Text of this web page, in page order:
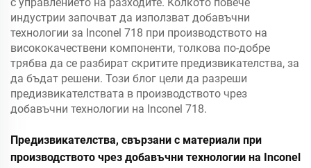
с управлението на разходите. Колкото повече
индустрии започват да използват добавъчни
технологии за Inconel 718 при производството на
висококачествени компоненти, толкова по-добре
трябва да се разбират скритите предизвикателства, за
да бъдат решени. Този блог цели да разреши
предизвикателствата в производството чрез
добавъчни технологии на Inconel 718.
Предизвикателства, свързани с материали при
производството чрез добавъчни технологии на Inconel